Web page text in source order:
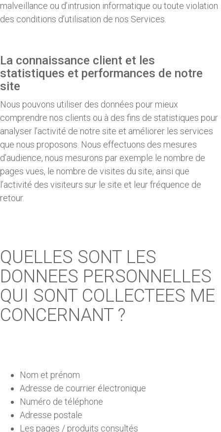
malveillance ou d’intrusion informatique ou toute violation
des conditions d’utilisation de nos Services.
La connaissance client et les
statistiques et performances de notre
site
Nous pouvons utiliser des données pour mieux
comprendre nos clients ou à des fins de statistiques pour
analyser l’activité de notre site et améliorer les services
que nous proposons. Nous effectuons des mesures
d’audience, nous mesurons par exemple le nombre de
pages vues, le nombre de visites du site, ainsi que
l’activité des visiteurs sur le site et leur fréquence de
retour.
QUELLES SONT LES
DONNEES PERSONNELLES
QUI SONT COLLECTEES ME
CONCERNANT ?
Nom et prénom
Adresse de courrier électronique
Numéro de téléphone
Adresse postale
Les pages / produits consultés